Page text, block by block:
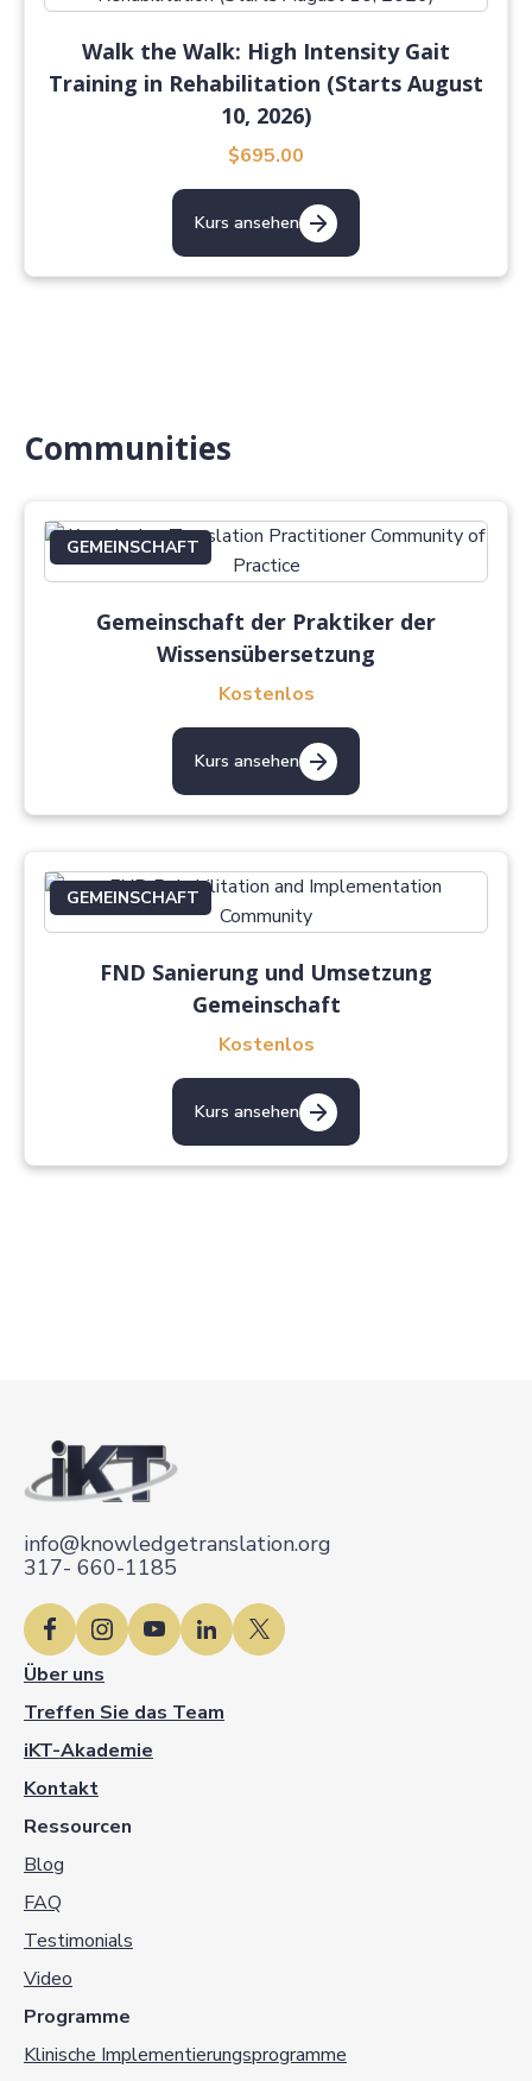
Walk the Walk: High Intensity Gait
Training in Rehabilitation (Starts August
10, 2026)
$695.00
Kurs ansehen
Communities
GEMEINSCHAFT
Gemeinschaft der Praktiker der
Wissensübersetzung
Kostenlos
Kurs ansehen
GEMEINSCHAFT
FND Sanierung und Umsetzung
Gemeinschaft
Kostenlos
Kurs ansehen
info@knowledgetranslation.org
317- 660-1185
Über uns
Treffen Sie das Team
iKT-Akademie
Kontakt
Ressourcen
Blog
FAQ
Testimonials
Video
Programme
Klinische Implementierungsprogramme